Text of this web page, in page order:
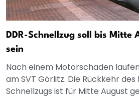
DDR-Schnellzug soll bis Mitte
sein
Nach einem Motorschaden
am SVT Görlitz. Die Rückkehr
Schnellzugs ist für Mitte August